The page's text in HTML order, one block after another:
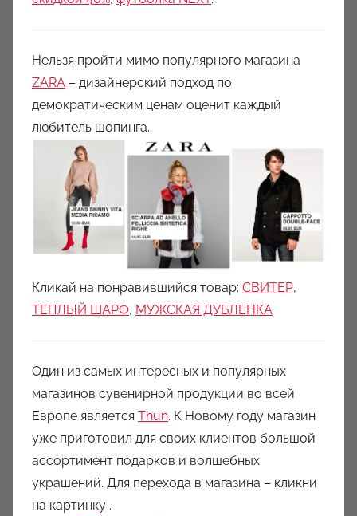
Нельзя пройти мимо популярного магазина
ZARA – дизайнерский подход по
демократическим ценам оценит каждый
любитель шопинга.
Кликай на понравившийся товар: СВИТЕР,
ТЕПЛЫЙ ШАРФ, МУЖСКАЯ ДУБЛЕНКА
Один из самых интересных и популярных
магазинов сувенирной продукции во всей
Европе является Thun. К Новому году магазин
уже приготовил для своих клиентов большой
ассортимент подарков и волшебных
украшений. Для перехода в магазина – кликни
на картинку .